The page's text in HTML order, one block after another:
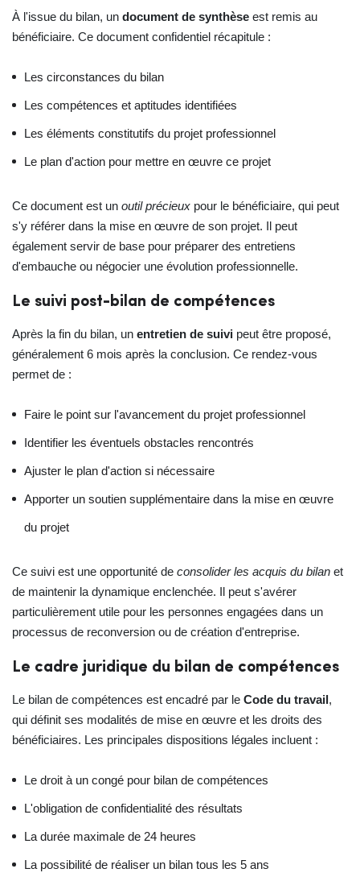
À l'issue du bilan, un document de synthèse est remis au
bénéficiaire. Ce document confidentiel récapitule :
Les circonstances du bilan
Les compétences et aptitudes identifiées
Les éléments constitutifs du projet professionnel
Le plan d'action pour mettre en œuvre ce projet
Ce document est un outil précieux pour le bénéficiaire, qui peut
s'y référer dans la mise en œuvre de son projet. Il peut
également servir de base pour préparer des entretiens
d'embauche ou négocier une évolution professionnelle.
Le suivi post-bilan de compétences
Après la fin du bilan, un entretien de suivi peut être proposé,
généralement 6 mois après la conclusion. Ce rendez-vous
permet de :
Faire le point sur l'avancement du projet professionnel
Identifier les éventuels obstacles rencontrés
Ajuster le plan d'action si nécessaire
Apporter un soutien supplémentaire dans la mise en œuvre
du projet
Ce suivi est une opportunité de consolider les acquis du bilan et
de maintenir la dynamique enclenchée. Il peut s'avérer
particulièrement utile pour les personnes engagées dans un
processus de reconversion ou de création d'entreprise.
Le cadre juridique du bilan de compétences
Le bilan de compétences est encadré par le Code du travail,
qui définit ses modalités de mise en œuvre et les droits des
bénéficiaires. Les principales dispositions légales incluent :
Le droit à un congé pour bilan de compétences
L'obligation de confidentialité des résultats
La durée maximale de 24 heures
La possibilité de réaliser un bilan tous les 5 ans